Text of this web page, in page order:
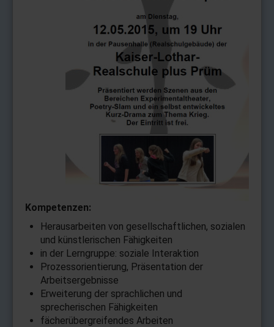
Kompetenzen:
Herausarbeiten von gesellschaftlichen, sozialen
und künstlerischen Fähigkeiten
in der Lerngruppe: soziale Interaktion
Prozessorientierung, Präsentation der
Arbeitsergebnisse
Erweiterung der sprachlichen und
sprecherischen Fähigkeiten
fächerübergreifendes Arbeiten